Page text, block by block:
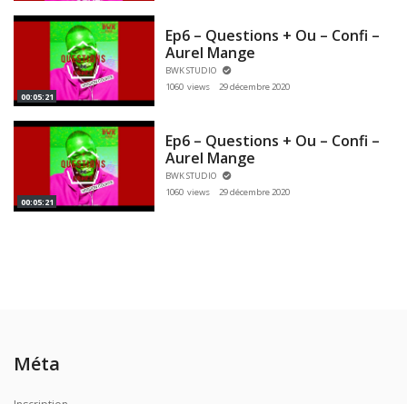
00:05:21
Ep6 – Questions + Ou – Confi –
Aurel Mange
BWK STUDIO
1060 views
29 décembre 2020
00:05:21
Ep6 – Questions + Ou – Confi –
Aurel Mange
BWK STUDIO
1060 views
29 décembre 2020
Méta